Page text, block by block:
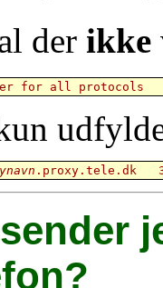
der ikke